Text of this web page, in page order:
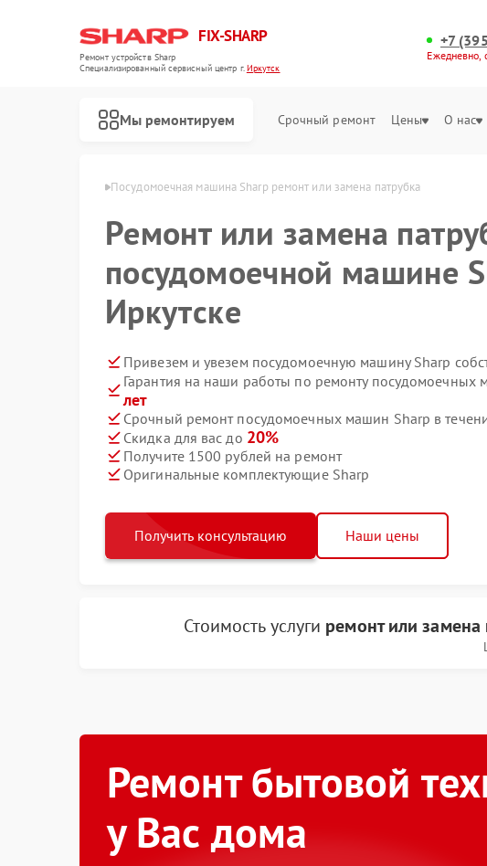
FIX-SHARP
Ремонт устройств Sharp
Специализированный cервисный центр г.Иркутск
+7
Ежедневно,
Мы ремонтируем Срочный ремонт Цены О нас
Sharp в Иркутске Посудомоечная машина Sharp ремонт или замена патрубка
Ремонт или замена
посудомоечной машине
Иркутске
Привезем и увезем посудомоечную машину Sharp
Гарантия на наши работы по ремонту
лет
Срочный ремонт посудомоечных машин Sharp в
Скидка для вас до 20%
Получите 1500 рублей на ремонт
Оригинальные комплектующие Sharp
Получить консультацию Наши цены
Стоимость услуги ремонт или замена
Ремонт бытовой
у Вас дома